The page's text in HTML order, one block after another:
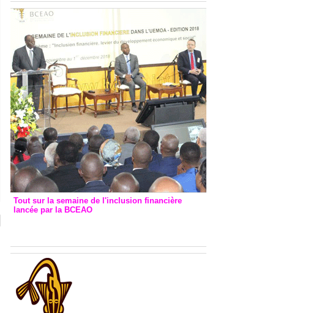
Tout sur la semaine de l'inclusion financière
lancée par la BCEAO